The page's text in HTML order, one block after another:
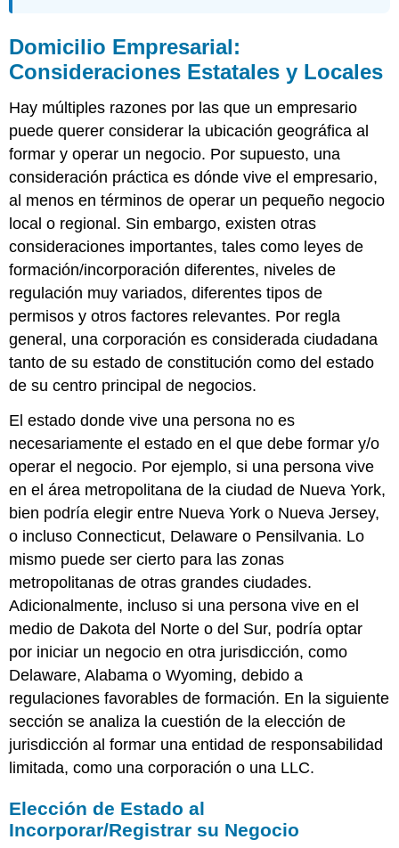
Domicilio Empresarial:
Consideraciones Estatales y Locales
Hay múltiples razones por las que un empresario
puede querer considerar la ubicación geográfica al
formar y operar un negocio. Por supuesto, una
consideración práctica es dónde vive el empresario,
al menos en términos de operar un pequeño negocio
local o regional. Sin embargo, existen otras
consideraciones importantes, tales como leyes de
formación/incorporación diferentes, niveles de
regulación muy variados, diferentes tipos de
permisos y otros factores relevantes. Por regla
general, una corporación es considerada ciudadana
tanto de su estado de constitución como del estado
de su centro principal de negocios.
El estado donde vive una persona no es
necesariamente el estado en el que debe formar y/o
operar el negocio. Por ejemplo, si una persona vive
en el área metropolitana de la ciudad de Nueva York,
bien podría elegir entre Nueva York o Nueva Jersey,
o incluso Connecticut, Delaware o Pensilvania. Lo
mismo puede ser cierto para las zonas
metropolitanas de otras grandes ciudades.
Adicionalmente, incluso si una persona vive en el
medio de Dakota del Norte o del Sur, podría optar
por iniciar un negocio en otra jurisdicción, como
Delaware, Alabama o Wyoming, debido a
regulaciones favorables de formación. En la siguiente
sección se analiza la cuestión de la elección de
jurisdicción al formar una entidad de responsabilidad
limitada, como una corporación o una LLC.
Elección de Estado al
Incorporar/Registrar su Negocio